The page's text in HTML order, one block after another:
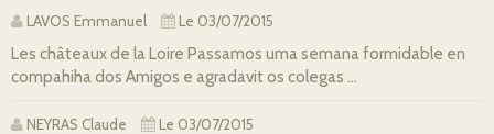
LAVOS Emmanuel Le 03/07/2015
Les châteaux de la Loire Passamos uma semana formidable en
compahiha dos Amigos e agradavit os colegas ...
NEYRAS Claude Le 03/07/2015